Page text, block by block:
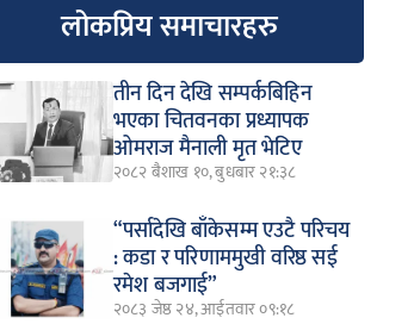
लोकप्रिय समाचारहरु
तीन दिन देखि सम्पर्कबिहिन
भएका चितवनका प्रध्यापक
ओमराज मैनाली मृत भेटिए
२०८२ बैशाख १०, बुधबार २१:३८
“पर्सादेखि बाँकेसम्म एउटै परिचय
: कडा र परिणाममुखी वरिष्ठ सई
रमेश बजगाई”
२०८३ जेष्ठ २४, आईतवार ०९:१८